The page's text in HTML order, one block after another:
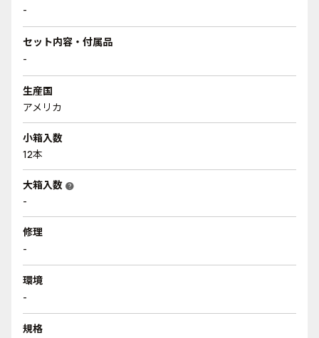
-
セット内容・付属品
-
生産国
アメリカ
小箱入数
12本
大箱入数 help
-
修理
-
環境
-
規格